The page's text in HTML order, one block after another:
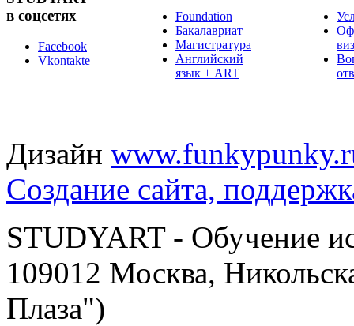
в соцсетях
Facebook
Vkontakte
Foundation
Бакалавриат
Магистратура
Английский
язык + ART
Дизайн
Создание сайта,
STUDYART - Обучение
109012 Москва,
Плаза")